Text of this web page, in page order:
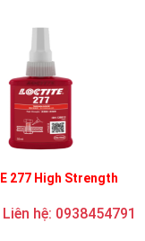
277 High Strength
Liên hệ: 0938454791